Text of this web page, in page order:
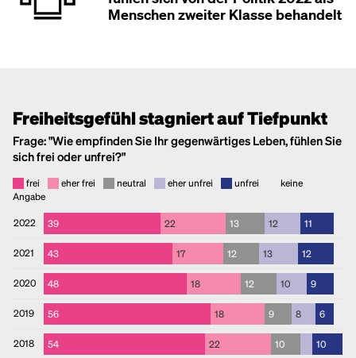
Menschen zweiter Klasse behandelt